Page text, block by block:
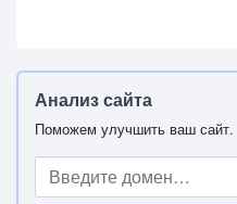
Анализ сайта
Поможем улучшить ваш сайт.